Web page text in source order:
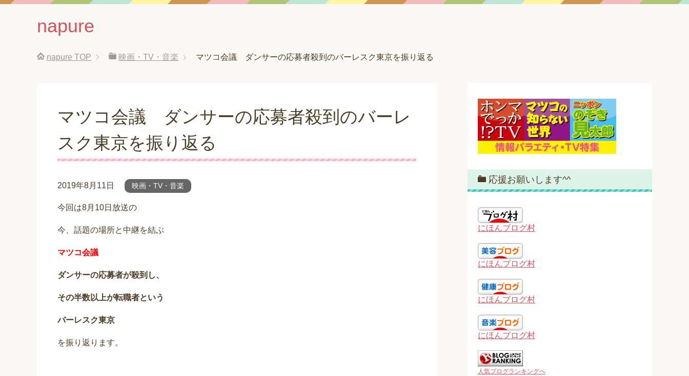
napure
napure TOP 映画・TV・音楽 マツコ会議 ダンサーの応募者殺到のバーレスク東京を振り返る
マツコ会議 ダンサーの応募者殺到のバーレ
スク東京を振り返る
2019年8月11日 映画・TV・音楽
今回は8月10日放送の
今、話題の場所と中継を結ぶ
マツコ会議
ダンサーの応募者が殺到し、
その半数以上が転職者という
バーレスク東京
を振り返ります。
応援お願いします^^
にほんブログ村
にほんブログ村
にほんブログ村
にほんブログ村
人気ブログランキングへ